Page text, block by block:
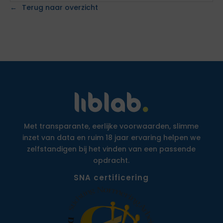
Terug naar overzicht
Met transparante, eerlijke voorwaarden, slimme
inzet van data en ruim 18 jaar ervaring helpen we
zelfstandigen bij het vinden van een passende
opdracht.
SNA certificering